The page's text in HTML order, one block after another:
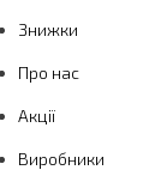
Знижки
Про нас
Акції
Виробники